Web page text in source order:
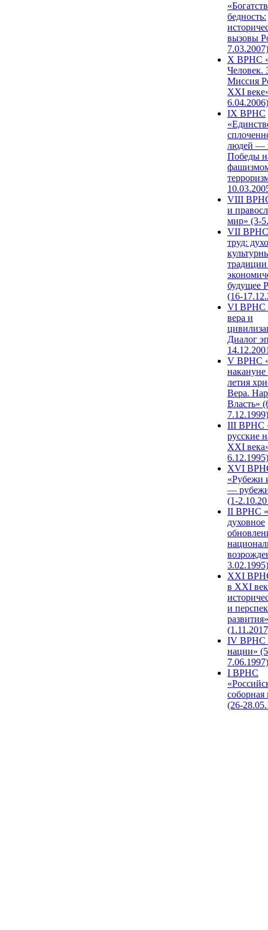
бедность:
вызовы
7.03.2007)
X ВРНС
Человек.
Миссия
XXI
6.04.2006)
IX ВРНС
людей —
Победы
VIII
и
мир» (3-
VII ВРНС
труд:
будущее
(16-
VI ВРНС
вера и
Диалог
V ВРНС
накануне
летия
Вера.
Власть»
7.12.1999)
III ВРНС
русские
XXI
6.12.1995)
XVI
«Рубежи
—
(1-
II ВРНС
духовное
3.02.1995)
XХI
в XXI
и
развития»
IV ВРНС
нации»
7.06.1997)
I ВРНС
(26-